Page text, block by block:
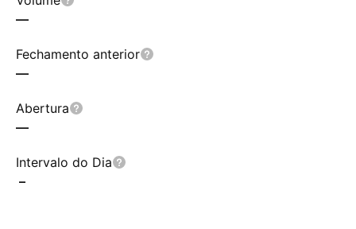
—
Fechamento anterior
—
Abertura
—
Intervalo do Dia
–